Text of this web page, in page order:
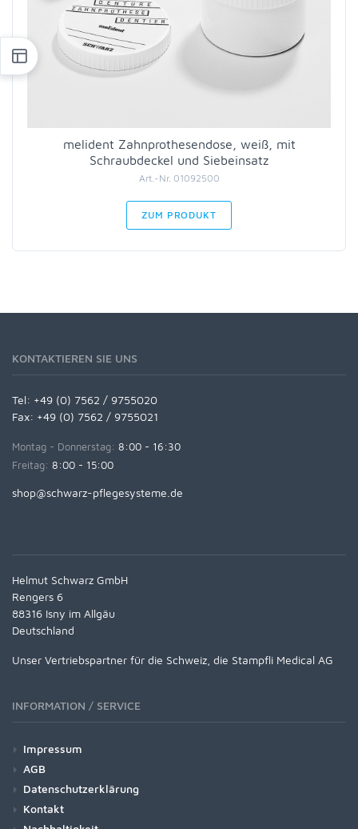
melident Zahnprothesendose, weiß, mit
Schraubdeckel und Siebeinsatz
Art.-Nr. 01092500
ZUM PRODUKT
KONTAKTIEREN SIE UNS
Tel: +49 (0) 7562 / 9755020
Fax: +49 (0) 7562 / 9755021
Montag - Donnerstag: 8:00 - 16:30
Freitag: 8:00 - 15:00
shop@schwarz-pflegesysteme.de
Helmut Schwarz GmbH
Rengers 6
88316 Isny im Allgäu
Deutschland
Unser Vertriebspartner für die Schweiz, die Stampfli Medical AG
INFORMATION / SERVICE
Impressum
AGB
Datenschutzerklärung
Kontakt